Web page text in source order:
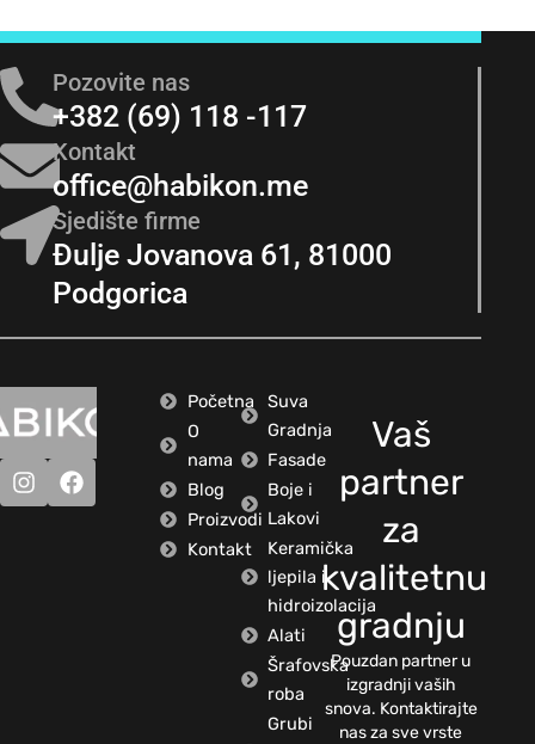
Pozovite nas
+382 (69) 118 -117
Kontakt
office@habikon.me
Sjedište firme
Đulje Jovanova 61, 81000
Podgorica
Početna
O
nama
Blog
Proizvodi
Kontakt
Suva
Gradnja
Fasade
Boje i
Lakovi
Keramička
ljepila i
hidroizolacija
Alati
Šrafovska
roba
Grubi
Vaš
partner
za
kvalitetnu
gradnju
Pouzdan partner u
izgradnji vaših
snova. Kontaktirajte
nas za sve vrste